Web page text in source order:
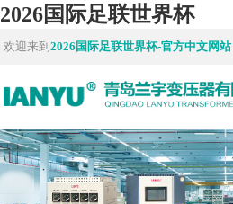
2026国际足联世界杯
欢迎来到2026国际足联世界杯-官方中文网站